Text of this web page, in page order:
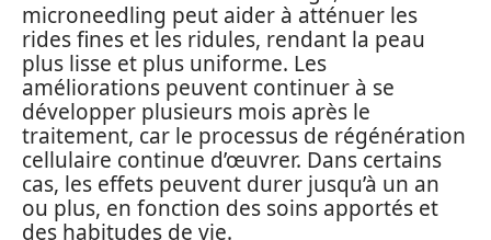
microneedling peut aider à atténuer les
rides fines et les ridules, rendant la peau
plus lisse et plus uniforme. Les
améliorations peuvent continuer à se
développer plusieurs mois après le
traitement, car le processus de régénération
cellulaire continue d’œuvrer. Dans certains
cas, les effets peuvent durer jusqu’à un an
ou plus, en fonction des soins apportés et
des habitudes de vie.